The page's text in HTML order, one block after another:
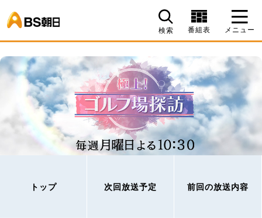
検索 番組表 メニュー
トップ 次回放送予定 前回の放送内容